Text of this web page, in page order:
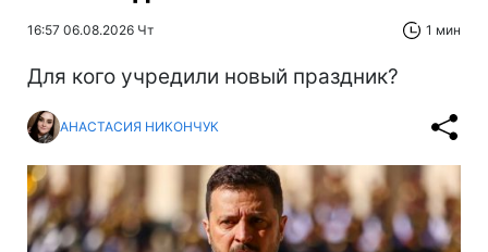
16:57 06.08.2026 Чт 1 мин
Для кого учредили новый праздник?
АНАСТАСИЯ НИКОНЧУК